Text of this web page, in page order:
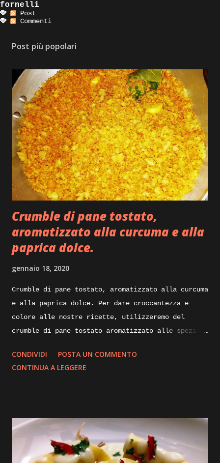
fornelli
Post
Commenti
Post più popolari
Crumble di pane tostato,
aromatizzato alla curcuma e alla
paprica dolce.
gennaio 18, 2020
Crumble di pane tostato, aromatizzato alla curcuma
e alla paprica dolce. Per dare croccantezza e
colore alle nostre ricette, utilizzeremo del
crumble di pane tostato aromatizzato alle spezie.
impreziosire e dare croccantezza ai mie piatti.
Ingredienti: mollica di pane non troppo fresca un
portiamola in una padella calda, la fiamma dovrà
essere bassissima, aggiungiamoci un paio di foglie
di alloro e uno spicchio d’aglio sbucciato,
CONDIVIDI
POSTA UN COMMENTO
CONTINUA A LEGGERE